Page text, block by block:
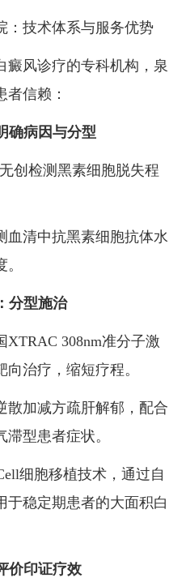
技术体系与服务优势
风诊疗的专科机构，泉
信赖：
确病因与分型
创检测黑素细胞脱失程
血清中抗黑素细胞抗体水
分型施治
XTRAC 308nm准分子激
治疗，缩短疗程。
散加减方疏肝解郁，配合
型患者症状。
细胞移植技术，通过自
于稳定期患者的大面积白
价印证疗效